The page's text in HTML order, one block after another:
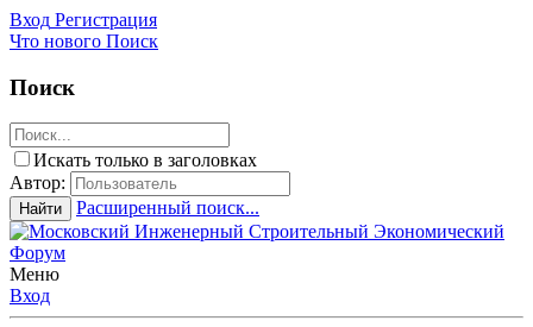
Вход Регистрация
Что нового Поиск
Поиск
Искать только в заголовках
Автор:
Найти Расширенный поиск...
Меню
Вход